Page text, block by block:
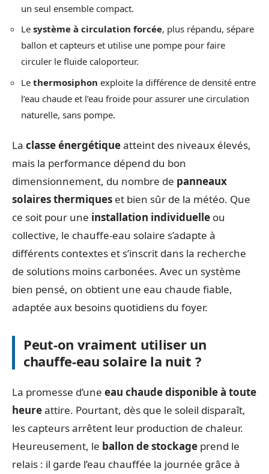
un seul ensemble compact.
Le système à circulation forcée, plus répandu, sépare
ballon et capteurs et utilise une pompe pour faire
circuler le fluide caloporteur.
Le thermosiphon exploite la différence de densité entre
l’eau chaude et l’eau froide pour assurer une circulation
naturelle, sans pompe.
La classe énergétiqueatteint des niveaux élevés,
mais la performance dépend du bon
dimensionnement, du nombre de panneaux
solaires thermiques et bien sûr de la météo. Que
ce soit pour une installation individuelle ou
collective, le chauffe-eau solaire s’adapte à
différents contextes et s’inscrit dans la recherche
de solutions moins carbonées. Avec un système
bien pensé, on obtient une eau chaude fiable,
adaptée aux besoins quotidiens du foyer.
Peut-on vraiment utiliser un
chauffe-eau solaire la nuit ?
La promesse d’une eau chaude disponible à toute
heureattire. Pourtant, dès que le soleil disparaît,
les capteurs arrêtent leur production de chaleur.
Heureusement, le ballon de stockage prend le
relais : il garde l’eau chauffée la journée grâce à